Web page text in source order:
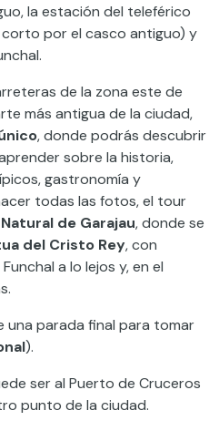
la estación del teleférico
por el casco antiguo) y
de la zona este de
más antigua de la ciudad,
, donde podrás descubrir
sobre la historia,
gastronomía y
todas las fotos, el tour
de Garajau, donde se
del Cristo Rey, con
a lo lejos y, en el
una parada final para tomar
).
ser al Puerto de Cruceros
punto de la ciudad.